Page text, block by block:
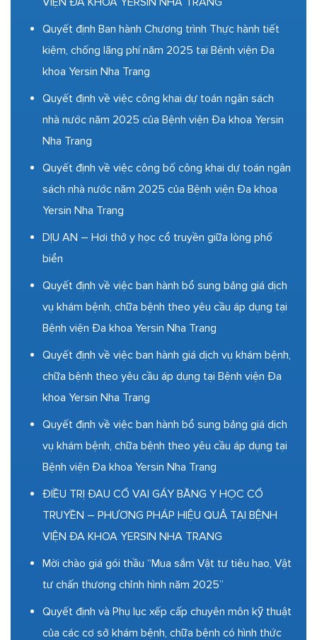
Quyết định Ban hành Chương trình Thực hành tiết
kiệm, chống lãng phí năm 2025 tại Bệnh viện Đa
khoa Yersin Nha Trang
Quyết định về việc công khai dự toán ngân sách
nhà nước năm 2025 của Bệnh viện Đa khoa Yersin
Nha Trang
Quyết định về việc công bố công khai dự toán ngân
sách nhà nước năm 2025 của Bệnh viện Đa khoa
Yersin Nha Trang
DỊU AN – Hơi thở y học cổ truyền giữa lòng phố
biển
Quyết định về việc ban hành bổ sung bảng giá dịch
vụ khám bệnh, chữa bệnh theo yêu cầu áp dụng tại
Bệnh viện Đa khoa Yersin Nha Trang
Quyết định về việc ban hành giá dịch vụ khám bệnh,
chữa bệnh theo yêu cầu áp dụng tại Bệnh viện Đa
khoa Yersin Nha Trang
Quyết định về việc ban hành bổ sung bảng giá dịch
vụ khám bệnh, chữa bệnh theo yêu cầu áp dụng tại
Bệnh viện Đa khoa Yersin Nha Trang
ĐIỀU TRỊ ĐAU CỔ VAI GÁY BẰNG Y HỌC CỔ
TRUYỀN – PHƯƠNG PHÁP HIỆU QUẢ TẠI BỆNH
VIỆN ĐA KHOA YERSIN NHA TRANG
Mời chào giá gói thầu “Mua sắm Vật tư tiêu hao, Vật
tư chấn thương chỉnh hình năm 2025”
Quyết định và Phụ lục xếp cấp chuyên môn kỹ thuật
của các cơ sở khám bệnh, chữa bệnh có hình thức